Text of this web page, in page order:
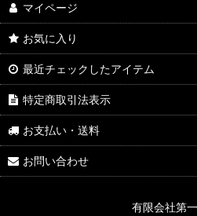
マイページ
お気に入り
最近チェックしたアイテム
特定商取引法表示
お支払い・送料
お問い合わせ
有限会社第